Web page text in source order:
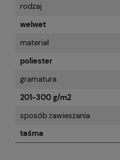
rodzaj
welwet
materiał
poliester
gramatura
201-300 g/m2
sposób zawieszania
taśma